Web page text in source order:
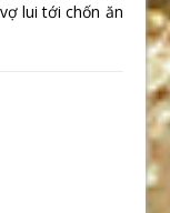
lui tới chốn ăn